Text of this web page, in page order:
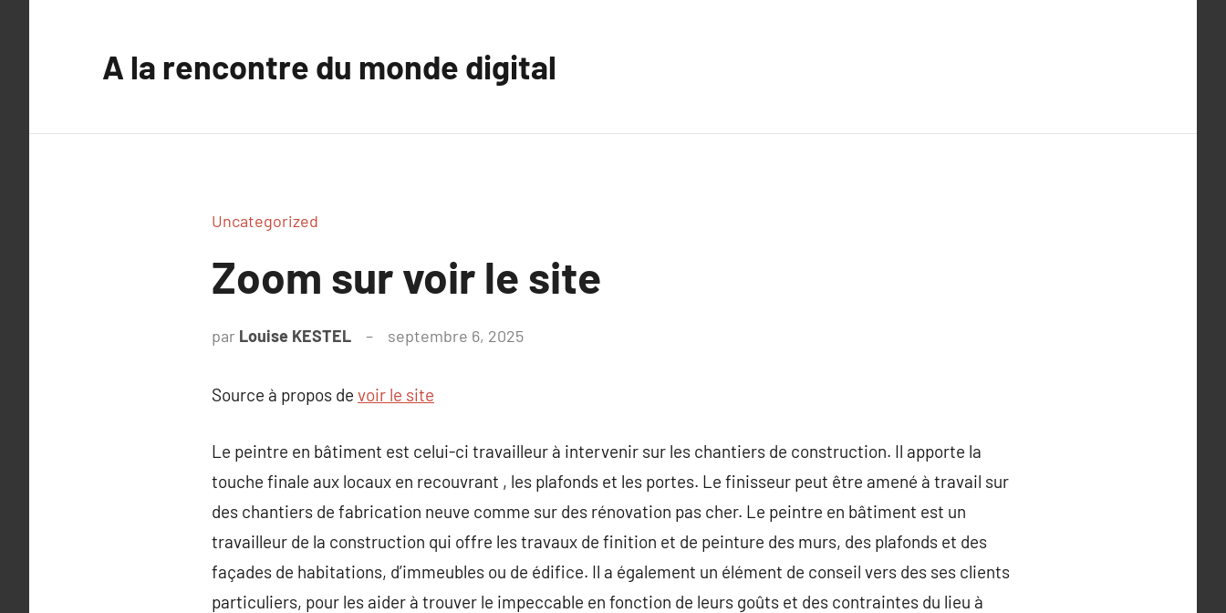
A la rencontre du monde digital
Uncategorized
Zoom sur voir le site
par Louise KESTEL septembre 6, 2025
Source à propos de voir le site
Le peintre en bâtiment est celui-ci travailleur à intervenir sur les chantiers de construction. Il apporte la
touche finale aux locaux en recouvrant , les plafonds et les portes. Le finisseur peut être amené à travail sur
des chantiers de fabrication neuve comme sur des rénovation pas cher. Le peintre en bâtiment est un
travailleur de la construction qui offre les travaux de finition et de peinture des murs, des plafonds et des
façades de habitations, d’immeubles ou de édifice. Il a également un élément de conseil vers des ses clients
particuliers, pour les aider à trouver le impeccable en fonction de leurs goûts et des contraintes du lieu à